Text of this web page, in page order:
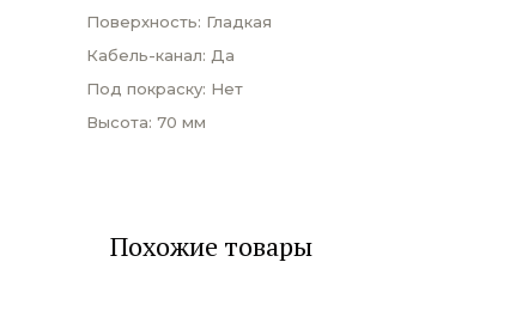
Поверхность: Гладкая
Кабель-канал: Да
Под покраску: Нет
Высота: 70 мм
Похожие товары